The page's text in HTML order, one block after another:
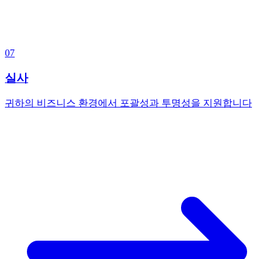
07
실사
귀하의 비즈니스 환경에서 포괄성과 투명성을 지원합니다